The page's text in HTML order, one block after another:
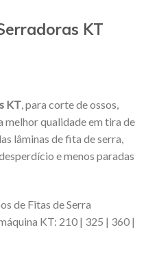
KT
KT, para corte de ossos,
melhor qualidade em tira de
lâminas de fita de serra,
e menos paradas
de Fitas de Serra
KT: 210 | 325 | 360 |